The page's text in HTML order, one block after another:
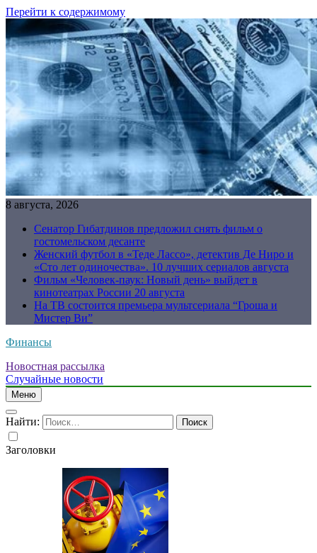
Перейти к содержимому
8 августа, 2026
Сенатор Гибатдинов предложил снять фильм о
гостомельском десанте
Женский футбол в «Теде Лассо», детектив Де Ниро и
«Сто лет одиночества». 10 лучших сериалов августа
Фильм «Человек-паук: Новый день» выйдет в
кинотеатрах России 20 августа
На ТВ состоится премьера мультсериала “Гроша и
Мистер Ви”
Финансы
Новостная рассылка
Случайные новости
Меню
Найти:
Заголовки